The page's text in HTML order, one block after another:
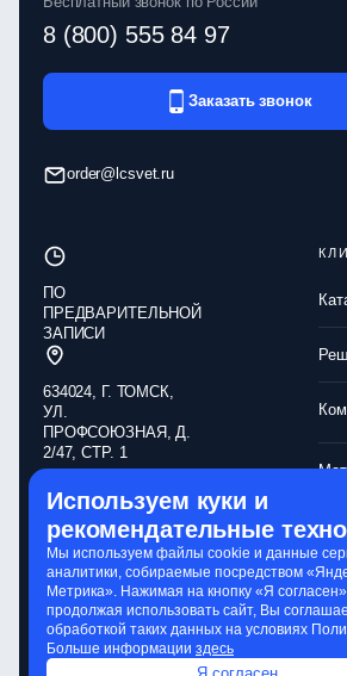
8 (800) 555 84 97
Заказать звонок
order@lcsvet.ru
ПО
ПРЕДВАРИТЕЛЬНОЙ
ЗАПИСИ
634024, Г. ТОМСК,
УЛ.
ПРОФСОЮЗНАЯ, Д.
2/47, СТР. 1
Обработка
персональных
данных
Политика
конфиденциальности
Обработка cookie-
файлов
Используем куки и
рекомендательные
Мы используем файлы cookie и данные
аналитики, собираемые посредством
Метрика». Нажимая на кнопку «Я
продолжая использовать сайт, Вы
обработкой таких данных на условиях
Больше информации здесь